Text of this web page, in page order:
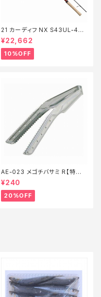
21 カーディフ NX S43UL-4
【継続セール_ロッド】【10】
¥22,662
10%OFF
AE-023 メゴチバサミ R【特価
装備】【20】
¥240
20%OFF